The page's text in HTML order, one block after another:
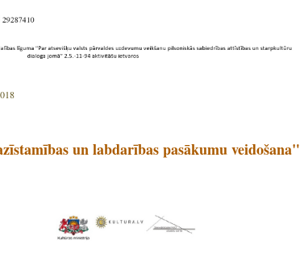
un labdarības pasākumu veidošana"